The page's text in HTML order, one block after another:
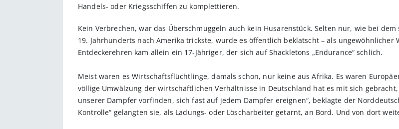
Handels- oder Kriegsschiffen zu komplettieren.
Kein Verbrechen, war das Überschmuggeln auch kein Husarenstück. Selten nur, wie bei
19. Jahrhunderts nach Amerika trickste, wurde es öffentlich beklatscht – als ungewöhnlicher
Entdeckerehren kam allein ein 17-Jähriger, der sich auf Shackletons „Endurance“ schlich.
Meist waren es Wirtschaftsflüchtlinge, damals schon, nur keine aus Afrika. Es waren
völlige Umwälzung der wirtschaftlichen Verhältnisse in Deutschland hat es mit sich
unserer Dampfer vorfinden, sich fast auf jedem Dampfer ereignen“, beklagte der
Kontrolle“ gelangten sie, als Ladungs- oder Löscharbeiter getarnt, an Bord. Und von dort